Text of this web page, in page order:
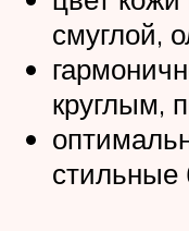
смуглой,
круглым,
стильные